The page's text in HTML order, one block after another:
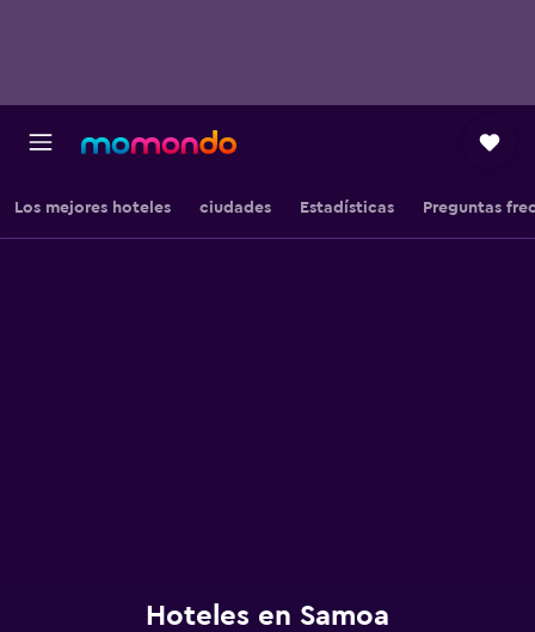
Los mejores hoteles ciudades Estadísticas Preguntas
Hoteles en Samoa